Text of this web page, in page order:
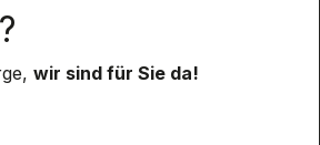
wir sind für Sie da!